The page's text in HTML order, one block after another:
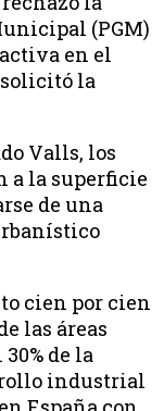
(PGM)
en el
solicitó la
Valls, los
a la superficie
de una
cien por cien
las áreas
de la
industrial